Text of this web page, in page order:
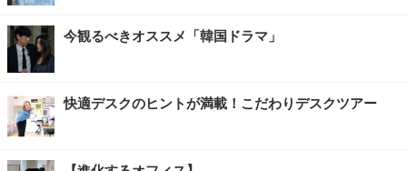
今観るべきオススメ「韓国ドラマ」
快適デスクのヒントが満載！こだわりデスクツアー